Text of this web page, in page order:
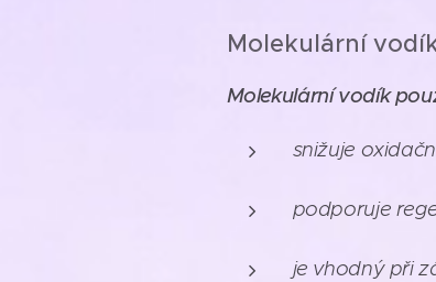
Molekulární
Molekulární vodík
snižuje
podporuje
je vhodný při